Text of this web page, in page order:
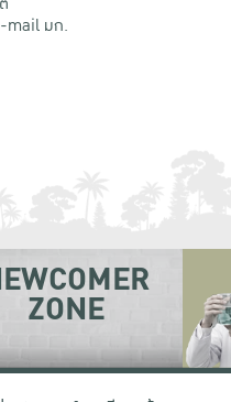
mail มก.
ZONE